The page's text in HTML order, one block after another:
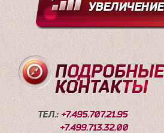
ПОДРОБНЫЕ
КОНТАКТЫ
ТЕЛ.: +7.495.707.21.95
+7.499.713.32.00